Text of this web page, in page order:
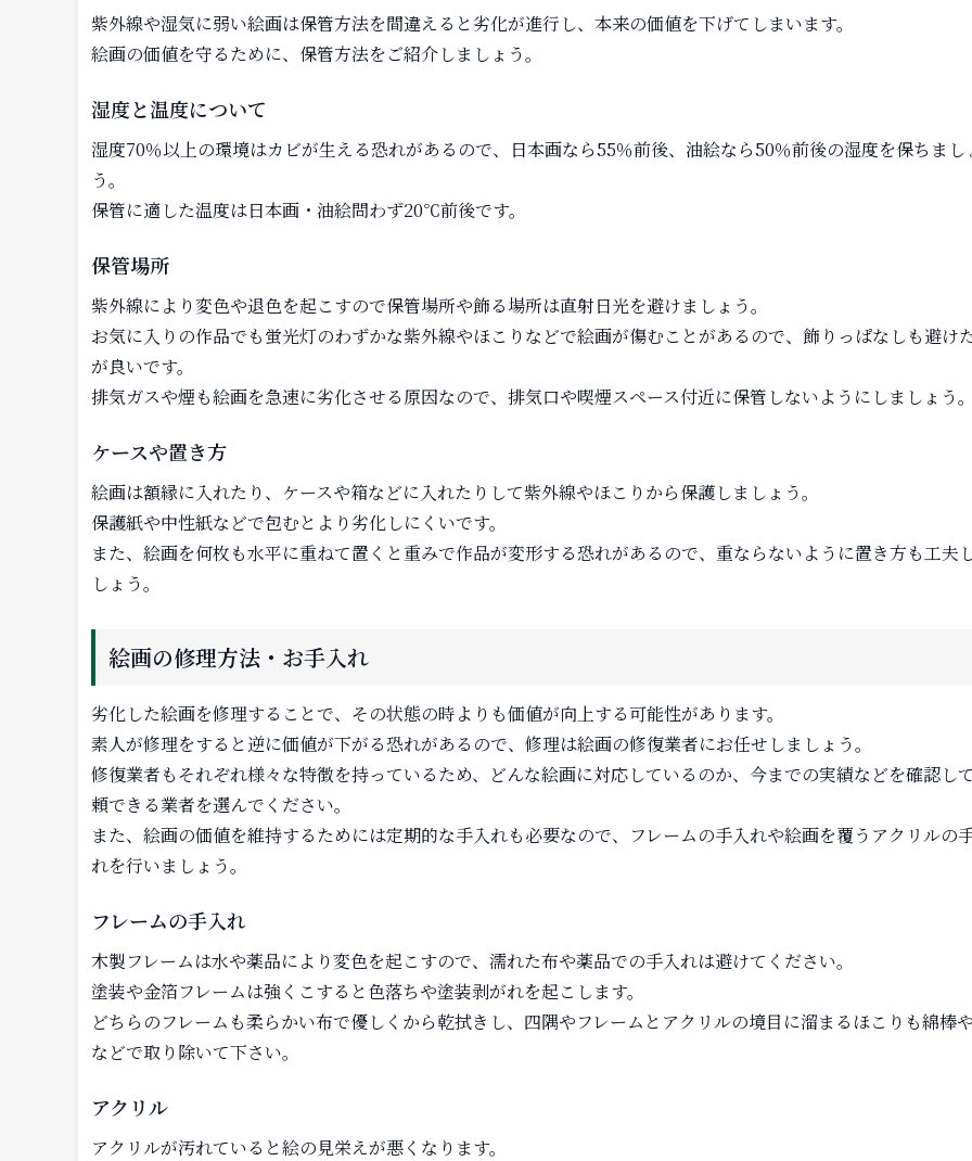
紫外線や湿気に弱い絵画は保管方法を間違えると劣化が進行し、本来の価値を下げてしまいます。
絵画の価値を守るために、保管方法をご紹介しましょう。
湿度と温度について
湿度70％以上の環境はカビが生える恐れがあるので、日本画なら55％前後、油絵なら50％前後の湿度を保ちまし
う。
保管に適した温度は日本画・油絵問わず20℃前後です。
保管場所
紫外線により変色や退色を起こすので保管場所や飾る場所は直射日光を避けましょう。
お気に入りの作品でも蛍光灯のわずかな紫外線やほこりなどで絵画が傷むことがあるので、飾りっぱなしも避け
が良いです。
排気ガスや煙も絵画を急速に劣化させる原因なので、排気口や喫煙スペース付近に保管しないようにしましょう
ケースや置き方
絵画は額縁に入れたり、ケースや箱などに入れたりして紫外線やほこりから保護しましょう。
保護紙や中性紙などで包むとより劣化しにくいです。
また、絵画を何枚も水平に重ねて置くと重みで作品が変形する恐れがあるので、重ならないように置き方も工夫
しょう。
絵画の修理方法・お手入れ
劣化した絵画を修理することで、その状態の時よりも価値が向上する可能性があります。
素人が修理をすると逆に価値が下がる恐れがあるので、修理は絵画の修復業者にお任せしましょう。
修復業者もそれぞれ様々な特徴を持っているため、どんな絵画に対応しているのか、今までの実績などを確認し
頼できる業者を選んでください。
また、絵画の価値を維持するためには定期的な手入れも必要なので、フレームの手入れや絵画を覆うアクリルの
れを行いましょう。
フレームの手入れ
木製フレームは水や薬品により変色を起こすので、濡れた布や薬品での手入れは避けてください。
塗装や金箔フレームは強くこすると色落ちや塗装剥がれを起こします。
どちらのフレームも柔らかい布で優しくから乾拭きし、四隅やフレームとアクリルの境目に溜まるほこりも綿棒
などで取り除いて下さい。
アクリル
アクリルが汚れていると絵の見栄えが悪くなります。